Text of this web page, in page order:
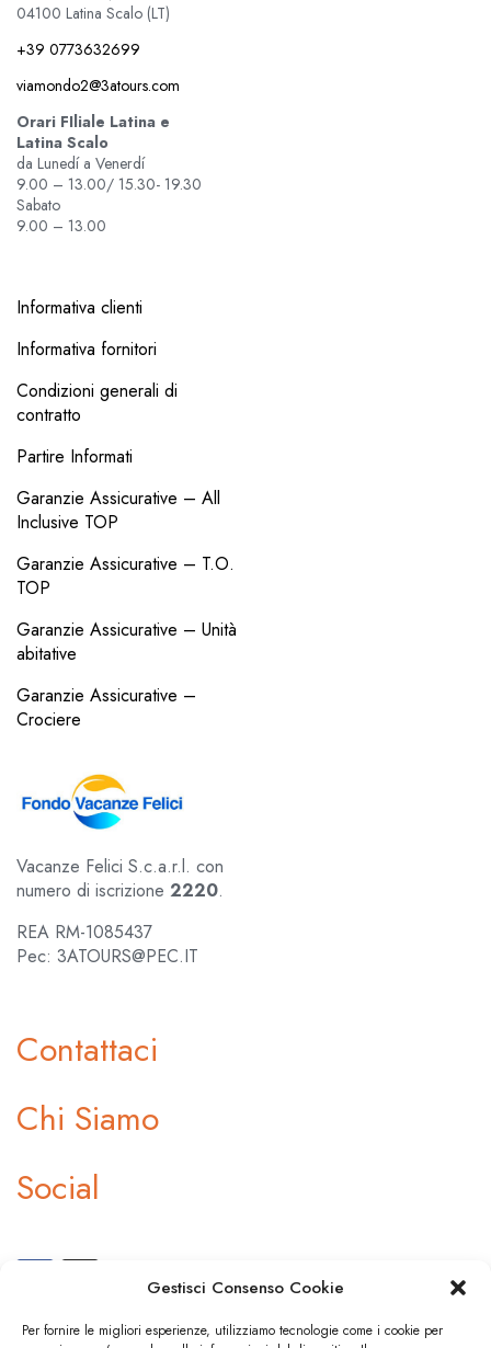
Gestisci Consenso Cookie
Per fornire le migliori esperienze, utilizziamo tecnologie come i cookie per
04100 Latina Scalo (LT)
+39 0773632699
viamondo2@3atours.com
Orari FIliale Latina e
Latina Scalo
da Lunedí a Venerdí
9.00 – 13.00/ 15.30- 19.30
Sabato
9.00 – 13.00
Informativa clienti
Informativa fornitori
Condizioni generali di
contratto
Partire Informati
Garanzie Assicurative – All
Inclusive TOP
Garanzie Assicurative – T.O.
TOP
Garanzie Assicurative – Unità
abitative
Garanzie Assicurative –
Crociere
Vacanze Felici S.c.a.r.l. con
numero di iscrizione 2220.
REA RM-1085437
Pec: 3ATOURS@PEC.IT
Contattaci
Chi Siamo
Social